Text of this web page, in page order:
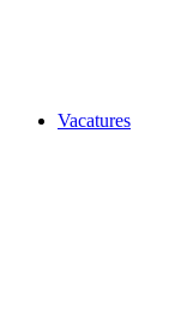
Vacatures